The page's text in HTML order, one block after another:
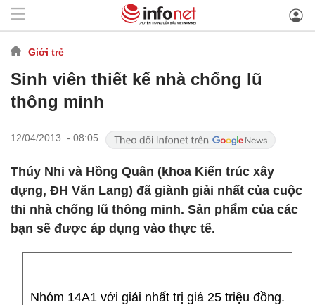
Giới trẻ
Sinh viên thiết kế nhà chống lũ
thông minh
12/04/2013 - 08:05
Thúy Nhi và Hồng Quân (khoa Kiến trúc xây
dựng, ĐH Văn Lang) đã giành giải nhất của cuộc
thi nhà chống lũ thông minh. Sản phẩm của các
bạn sẽ được áp dụng vào thực tế.
Nhóm 14A1 với giải nhất trị giá 25 triệu đồng.